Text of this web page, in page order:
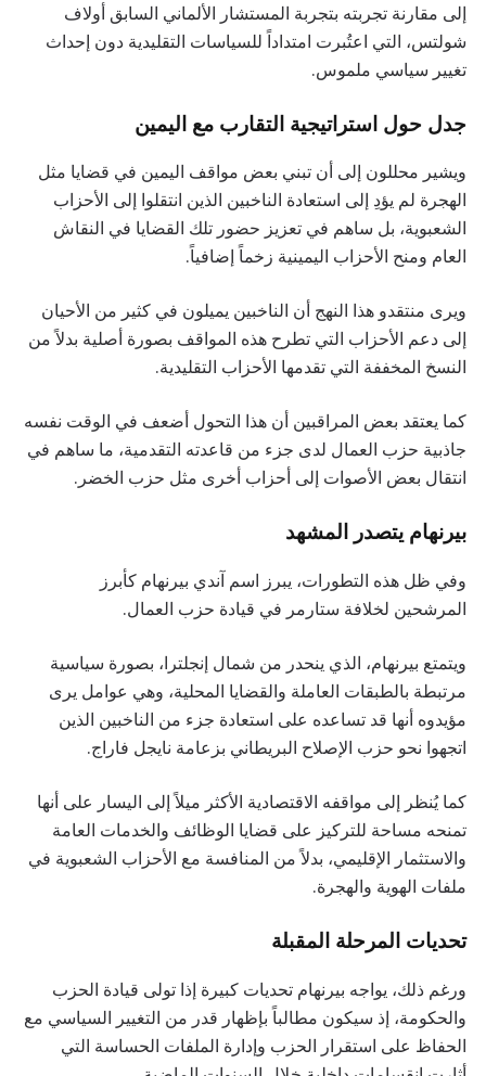
إلى مقارنة تجربته بتجربة المستشار الألماني السابق أولاف
شولتس، التي اعتُبرت امتداداً للسياسات التقليدية دون إحداث
تغيير سياسي ملموس.
جدل حول استراتيجية التقارب مع اليمين
ويشير محللون إلى أن تبني بعض مواقف اليمين في قضايا مثل
الهجرة لم يؤدِ إلى استعادة الناخبين الذين انتقلوا إلى الأحزاب
الشعبوية، بل ساهم في تعزيز حضور تلك القضايا في النقاش
العام ومنح الأحزاب اليمينية زخماً إضافياً.
ويرى منتقدو هذا النهج أن الناخبين يميلون في كثير من الأحيان
إلى دعم الأحزاب التي تطرح هذه المواقف بصورة أصلية بدلاً من
النسخ المخففة التي تقدمها الأحزاب التقليدية.
كما يعتقد بعض المراقبين أن هذا التحول أضعف في الوقت نفسه
جاذبية حزب العمال لدى جزء من قاعدته التقدمية، ما ساهم في
انتقال بعض الأصوات إلى أحزاب أخرى مثل حزب الخضر.
بيرنهام يتصدر المشهد
وفي ظل هذه التطورات، يبرز اسم آندي بيرنهام كأبرز
المرشحين لخلافة ستارمر في قيادة حزب العمال.
ويتمتع بيرنهام، الذي ينحدر من شمال إنجلترا، بصورة سياسية
مرتبطة بالطبقات العاملة والقضايا المحلية، وهي عوامل يرى
مؤيدوه أنها قد تساعده على استعادة جزء من الناخبين الذين
اتجهوا نحو حزب الإصلاح البريطاني بزعامة نايجل فاراج.
كما يُنظر إلى مواقفه الاقتصادية الأكثر ميلاً إلى اليسار على أنها
تمنحه مساحة للتركيز على قضايا الوظائف والخدمات العامة
والاستثمار الإقليمي، بدلاً من المنافسة مع الأحزاب الشعبوية في
ملفات الهوية والهجرة.
تحديات المرحلة المقبلة
ورغم ذلك، يواجه بيرنهام تحديات كبيرة إذا تولى قيادة الحزب
والحكومة، إذ سيكون مطالباً بإظهار قدر من التغيير السياسي مع
الحفاظ على استقرار الحزب وإدارة الملفات الحساسة التي